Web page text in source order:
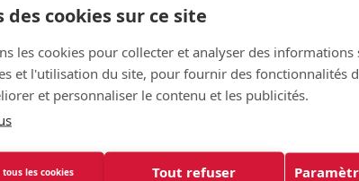
des cookies sur ce site
les cookies pour collecter et analyser des informations
et l'utilisation du site, pour fournir des fonctionnalités
et personnaliser le contenu et les publicités.
les cookies Tout refuser
votre